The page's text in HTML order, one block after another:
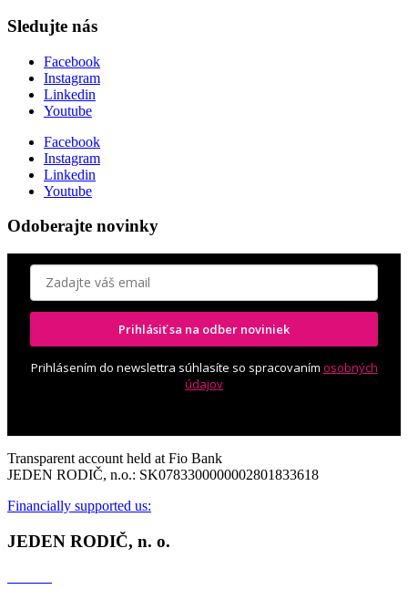
Sledujte nás
Facebook
Instagram
Linkedin
Youtube
Facebook
Instagram
Linkedin
Youtube
Odoberajte novinky
Prihlásiť sa na odber noviniek
Prihlásením do newslettra súhlasíte so spracovaním osobných
údajov
Transparent account held at Fio Bank
JEDEN RODIČ, n.o.: SK0783300000002801833618
Financially supported us:
JEDEN RODIČ, n. o.